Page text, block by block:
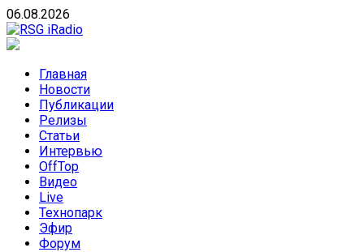
Skip
to
content
06.08.2026
направлений без возрастных ограничений
Главная
Новости
Публикации
Релизы
Статьи
Интервью
OffTop
Видео
Live
Технопарк
Эфир
Форум